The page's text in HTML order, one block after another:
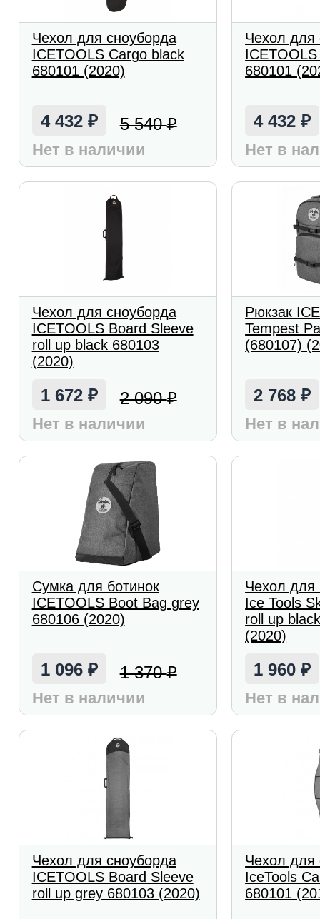
Чехол для сноуборда
ICETOOLS Cargo black
680101 (2020)
4 432 ₽ 5 540₽
Нет в наличии
Чехол для
680101
4 432₽
Нет в
Чехол для сноуборда
ICETOOLS Board Sleeve
roll up black 680103
(2020)
1 672 ₽ 2 090₽
Нет в наличии
Рюкзак
Tempest
(680107)
2 768₽
Нет в
Сумка для ботинок
ICETOOLS Boot Bag grey
680106 (2020)
1 096 ₽ 1 370₽
Нет в наличии
Чехол для
Ice Tools
roll up
(2020)
1 960₽
Нет в
Чехол для сноуборда
ICETOOLS Board Sleeve
roll up grey 680103 (2020)
Чехол для
IceTools
680101